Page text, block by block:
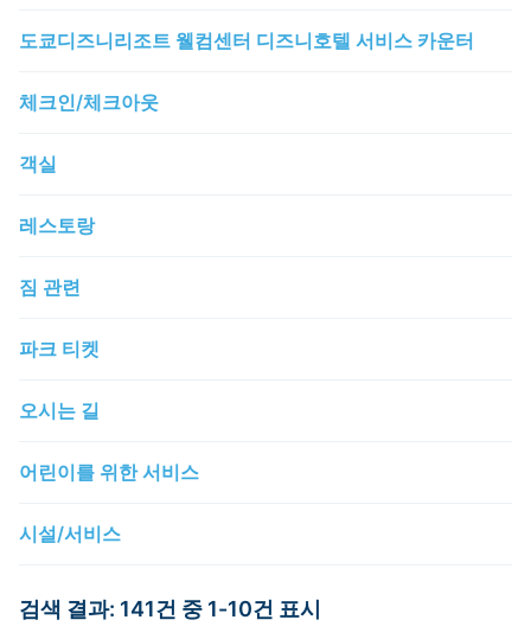
도쿄디즈니리조트 웰컴센터 디즈니호텔 서비스 카운터
체크인/체크아웃
객실
레스토랑
짐 관련
파크 티켓
오시는 길
어린이를 위한 서비스
시설/서비스
검색 결과: 141건 중 1-10건 표시